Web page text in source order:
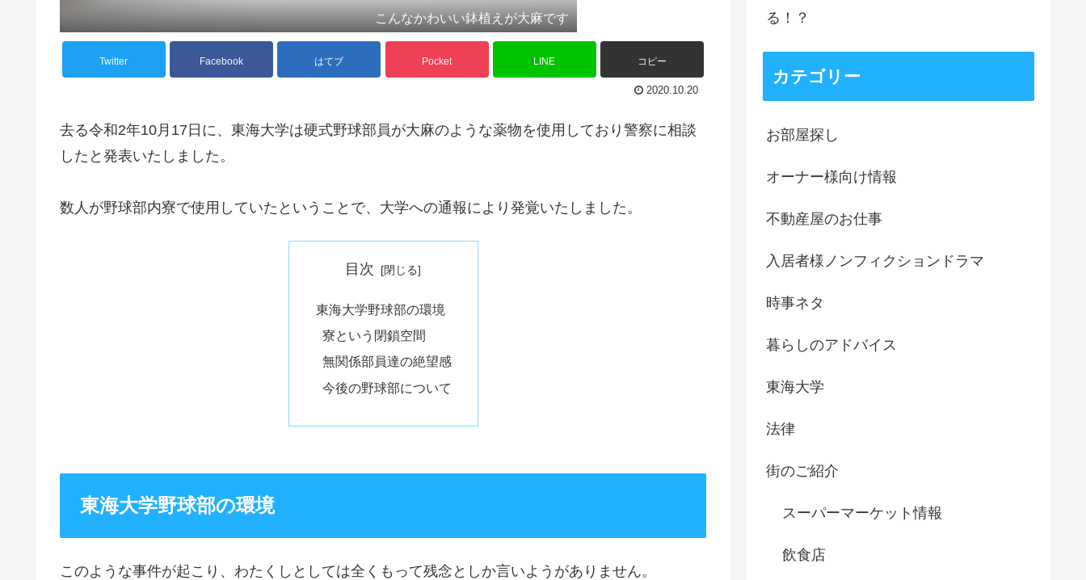
こんなかわいい鉢植えが大麻です
Twitter Facebook はてブ Pocket LINE コピー
2020.10.20
去る令和2年10月17日に、東海大学は硬式野球部員が大麻のような薬物を使用しており警察に相談
したと発表いたしました。
数人が野球部内寮で使用していたということで、大学への通報により発覚いたしました。
目次
東海大学野球部の環境
寮という閉鎖空間
無関係部員達の絶望感
今後の野球部について
東海大学野球部の環境
このような事件が起こり、わたくしとしては全くもって残念としか言いようがありません。
る！？
カテゴリー
お部屋探し
オーナー様向け情報
不動産屋のお仕事
入居者様ノンフィクションドラマ
時事ネタ
暮らしのアドバイス
東海大学
法律
街のご紹介
スーパーマーケット情報
飲食店